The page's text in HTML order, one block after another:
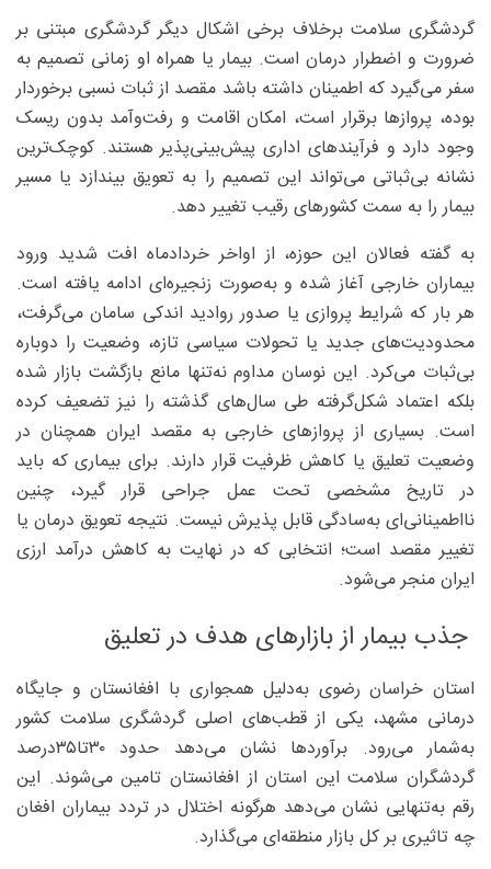
گردشگری سلامت برخلاف برخی اشکال دیگر گردشگری مبتنی بر
ضرورت و اضطرار درمان است. بیمار یا همراه او زمانی تصمیم به
سفر می‌گیرد که اطمینان داشته باشد مقصد از ثبات نسبی برخوردار
بوده، پروازها برقرار است، امکان اقامت و رفت‌وآمد بدون ریسک
وجود دارد و فرآیندهای اداری پیش‌بینی‌پذیر هستند. کوچک‌ترین
نشانه بی‌ثباتی می‌تواند این تصمیم را به تعویق بیندازد یا مسیر
بیمار را به سمت کشورهای رقیب تغییر دهد.
به گفته فعالان این حوزه، از اواخر خردادماه افت شدید ورود
بیماران خارجی آغاز شده و به‌صورت زنجیره‌ای ادامه یافته است.
هر بار که شرایط پروازی یا صدور روادید اندکی سامان می‌گرفت،
محدودیت‌های جدید یا تحولات سیاسی تازه، وضعیت را دوباره
بی‌ثبات می‌کرد. این نوسان مداوم نه‌تنها مانع بازگشت بازار شده
بلکه اعتماد شکل‌گرفته طی سال‌های گذشته را نیز تضعیف کرده
است. بسیاری از پروازهای خارجی به مقصد ایران همچنان در
وضعیت تعلیق یا کاهش ظرفیت قرار دارند. برای بیماری که باید
در تاریخ مشخصی تحت عمل جراحی قرار گیرد، چنین
نااطمینانی‌ای به‌سادگی قابل پذیرش نیست. نتیجه تعویق درمان یا
تغییر مقصد است؛ انتخابی که در نهایت به کاهش درآمد ارزی
ایران منجر می‌شود.
جذب بیمار از بازارهای هدف در تعلیق
استان خراسان رضوی به‌دلیل همجواری با افغانستان و جایگاه
درمانی مشهد، یکی از قطب‌های اصلی گردشگری سلامت کشور
به‌شمار می‌رود. برآوردها نشان می‌دهد حدود ۳۰تا۳۵‌درصد
گردشگران سلامت این استان از افغانستان تامین می‌شوند. این
رقم به‌تنهایی نشان می‌دهد هرگونه اختلال در تردد بیماران افغان
چه تاثیری بر کل بازار منطقه‌ای می‌گذارد.